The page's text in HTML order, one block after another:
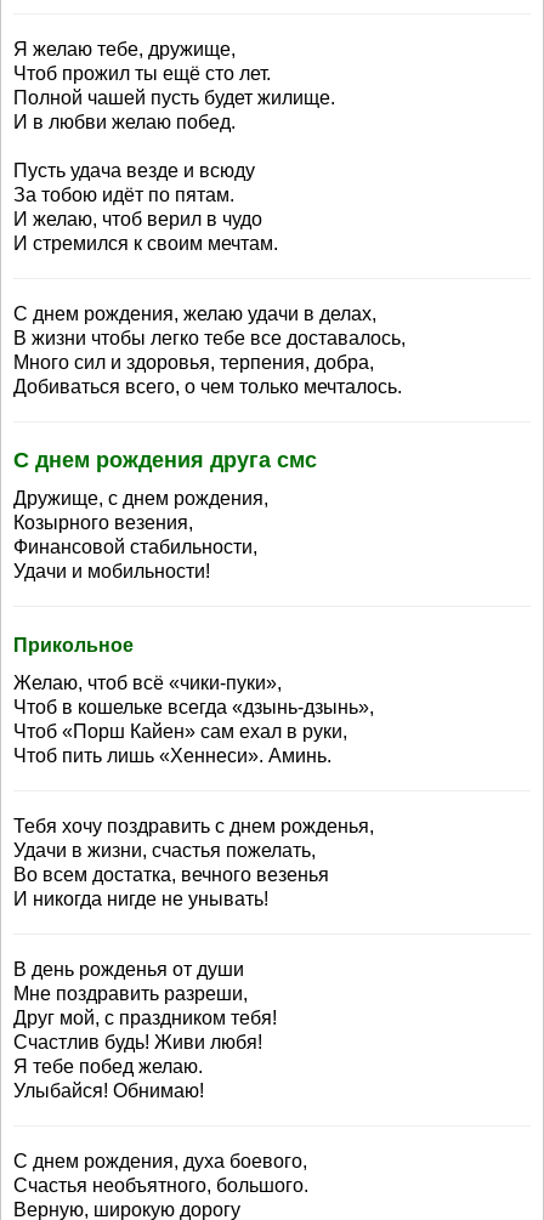
Я желаю тебе, дружище,
Чтоб прожил ты ещё сто лет.
Полной чашей пусть будет жилище.
И в любви желаю побед.
Пусть удача везде и всюду
За тобою идёт по пятам.
И желаю, чтоб верил в чудо
И стремился к своим мечтам.
С днем рождения, желаю удачи в делах,
В жизни чтобы легко тебе все доставалось,
Много сил и здоровья, терпения, добра,
Добиваться всего, о чем только мечталось.
С днем рождения друга смс
Дружище, с днем рождения,
Козырного везения,
Финансовой стабильности,
Удачи и мобильности!
Прикольное
Желаю, чтоб всё «чики-пуки»,
Чтоб в кошельке всегда «дзынь-дзынь»,
Чтоб «Порш Кайен» сам ехал в руки,
Чтоб пить лишь «Хеннеси». Аминь.
Тебя хочу поздравить с днем рожденья,
Удачи в жизни, счастья пожелать,
Во всем достатка, вечного везенья
И никогда нигде не унывать!
В день рожденья от души
Мне поздравить разреши,
Друг мой, с праздником тебя!
Счастлив будь! Живи любя!
Я тебе побед желаю.
Улыбайся! Обнимаю!
С днем рождения, духа боевого,
Счастья необъятного, большого.
Верную, широкую дорогу